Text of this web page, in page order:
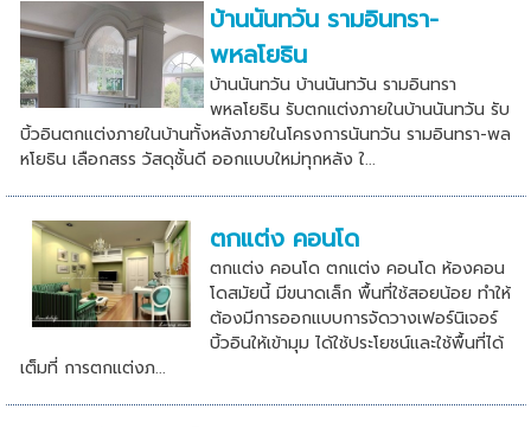
บ้านนันทวัน รามอินทรา-
พหลโยธิน
บ้านนันทวัน บ้านนันทวัน รามอินทรา
พหลโยธิน รับตกแต่งภายในบ้านนันทวัน รับ
บิ้วอินตกแต่งภายในบ้านทั้งหลังภายในโครงการนันทวัน รามอินทรา-พล
หโยธิน เลือกสรร วัสดุชั้นดี ออกแบบใหม่ทุกหลัง ใ...
ตกแต่ง คอนโด
ตกแต่ง คอนโด ตกแต่ง คอนโด ห้องคอน
โดสมัยนี้ มีขนาดเล็ก พื้นที่ใช้สอยน้อย ทำให้
ต้องมีการออกแบบการจัดวางเฟอร์นิเจอร์
บิ้วอินให้เข้ามุม ได้ใช้ประโยชน์และใช้พื้นที่ได้
เต็มที่ การตกแต่งภ...